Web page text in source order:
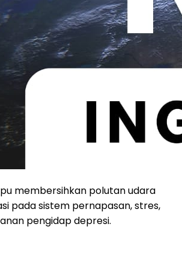
membersihkan polutan udara
pada sistem pernapasan, stres,
pengidap depresi.